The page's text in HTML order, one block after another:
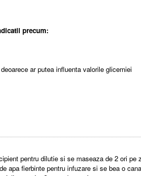
precum:
ar putea influenta valorile glicemiei
pentru dilutie si se maseaza de 2 ori pe
apa fierbinte pentru infuzare si se bea o